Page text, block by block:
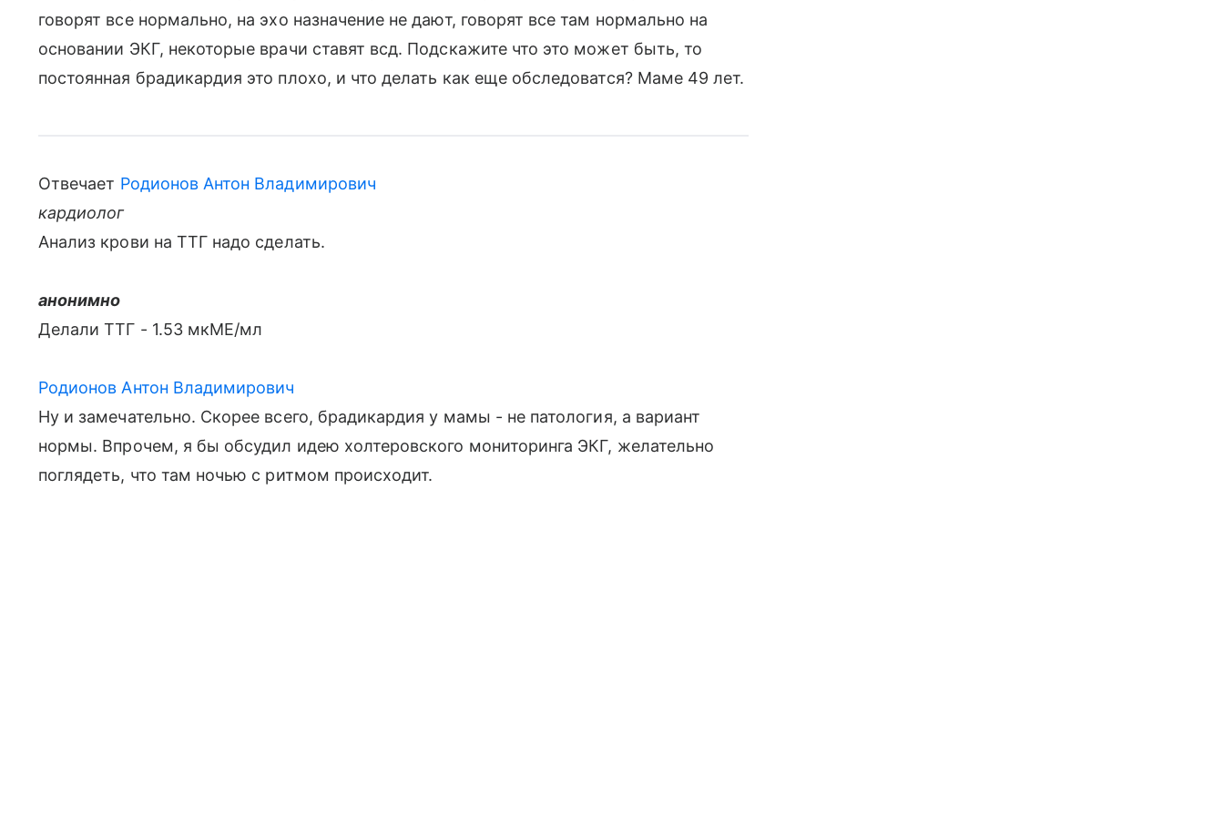
говорят все нормально, на эхо назначение не дают, говорят все там нормально на
основании ЭКГ, некоторые врачи ставят всд. Подскажите что это может быть, то
постоянная брадикардия это плохо, и что делать как еще обследоватся? Маме 49 лет.
Отвечает Родионов Антон Владимирович
кардиолог
Анализ крови на ТТГ надо сделать.
анонимно
Делали ТТГ - 1.53 мкМЕ/мл
Родионов Антон Владимирович
Ну и замечательно. Скорее всего, брадикардия у мамы - не патология, а вариант
нормы. Впрочем, я бы обсудил идею холтеровского мониторинга ЭКГ, желательно
поглядеть, что там ночью с ритмом происходит.